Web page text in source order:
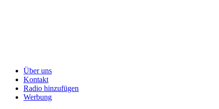
Über uns
Kontakt
Radio hinzufügen
Werbung